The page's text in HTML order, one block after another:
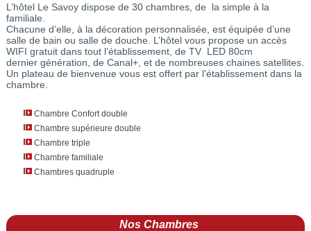
L’hôtel Le Savoy dispose de 30 chambres, de la simple à la
familiale.
Chacune d’elle, à la décoration personnalisée, est équipée d’une
salle de bain ou salle de douche. L’hôtel vous propose un accès
WIFI gratuit dans tout l’établissement, de TV LED 80cm
dernier génération, de Canal+, et de nombreuses chaines satellites.
Un plateau de bienvenue vous est offert par l’établissement dans la
chambre.
Chambre Confort double
Chambre supérieure double
Chambre triple
Chambre familiale
Chambres quadruple
Nos Chambres